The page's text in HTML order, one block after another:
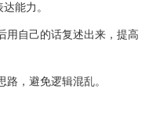
能力。
用自己的话复述出来，提高
路，避免逻辑混乱。